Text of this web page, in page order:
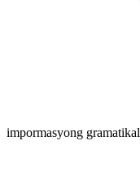
impormasyong gramatikal